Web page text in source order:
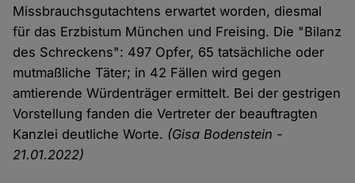
Missbrauchsgutachtens erwartet worden, diesmal
für das Erzbistum München und Freising. Die "Bilanz
des Schreckens": 497 Opfer, 65 tatsächliche oder
mutmaßliche Täter; in 42 Fällen wird gegen
amtierende Würdenträger ermittelt. Bei der gestrigen
Vorstellung fanden die Vertreter der beauftragten
Kanzlei deutliche Worte. (Gisa Bodenstein -
21.01.2022)